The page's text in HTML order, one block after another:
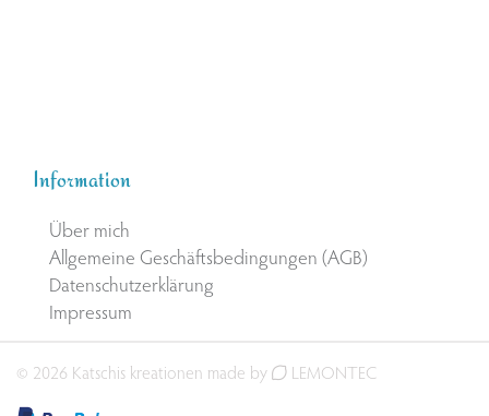
Information
Über mich
Allgemeine Geschäftsbedingungen (AGB)
Datenschutzerklärung
Impressum
© 2026 Katschis kreationen made by LEMONTEC